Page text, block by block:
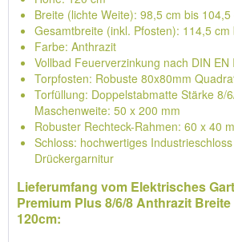
Breite (lichte Weite): 98,5 cm bis 104,5
Gesamtbreite (inkl. Pfosten): 114,5 cm
Farbe: Anthrazit
Vollbad Feuerverzinkung nach DIN EN
Torpfosten: Robuste 80x80mm
Torfüllung: Doppelstabmatte Stärke 8/
Maschenweite: 50 x 200 mm
Robuster Rechteck-Rahmen: 60 x 40
Schloss: hochwertiges
Drückergarnitur
Lieferumfang vom Elektrisches
Premium Plus 8/6/8 Anthrazit
120cm: